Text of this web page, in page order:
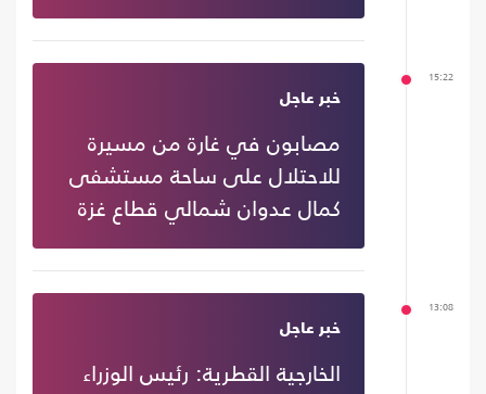
15:22
خبر عاجل
مصابون في غارة من مسيرة
للاحتلال على ساحة مستشفى
كمال عدوان شمالي قطاع غزة
13:08
خبر عاجل
الخارجية القطرية: رئيس الوزراء